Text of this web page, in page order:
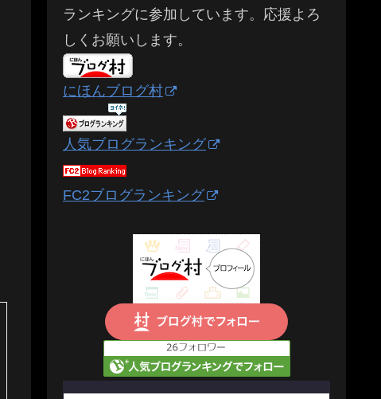
ランキングに参加しています。応援よろ
しくお願いします。
にほんブログ村
人気ブログランキング
FC2ブログランキング